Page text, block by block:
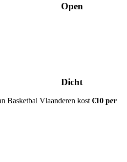
Open
Dicht
Basketbal Vlaanderen kost€10 per